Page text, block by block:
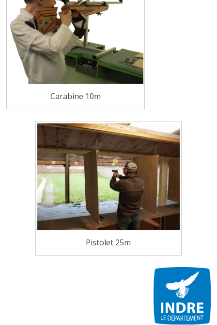
Carabine 10m
Pistolet 25m